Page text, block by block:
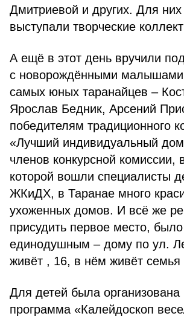
Дмитриевой и других. Для
выступали творческие
А ещё в этот день вручили
с новорождёнными
самых юных таранайцев –
Ярослав Бедник, Арсений
победителям традиционного
«Лучший индивидуальный
членов конкурсной комиссии,
которой вошли специалисты
ЖКиДХ, в Таранае много
ухоженных домов. И всё же
присудить первое место, было
единодушным – дому по ул.
живёт , 16, в нём живёт семья
Для детей была организована
программа «Калейдоскоп